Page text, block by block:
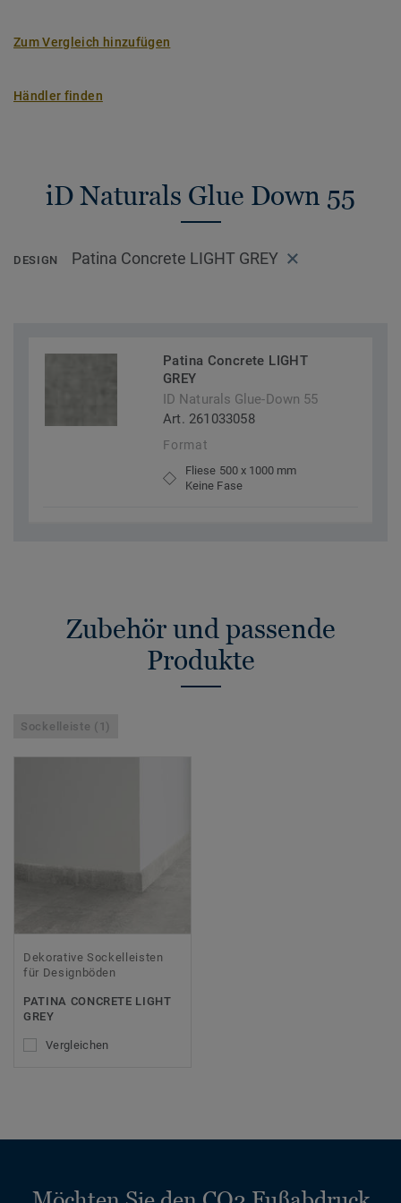
Zum Vergleich hinzufügen
Händler finden
iD Naturals Glue Down 55
DESIGN Patina Concrete LIGHT GREY
Patina Concrete LIGHT
GREY
ID Naturals Glue-Down 55
Art. 261033058
Format
Fliese 500 x 1000 mm
Keine Fase
Zubehör und passende
Produkte
Sockelleiste (1)
Dekorative Sockelleisten
für Designböden
PATINA CONCRETE LIGHT
GREY
Vergleichen